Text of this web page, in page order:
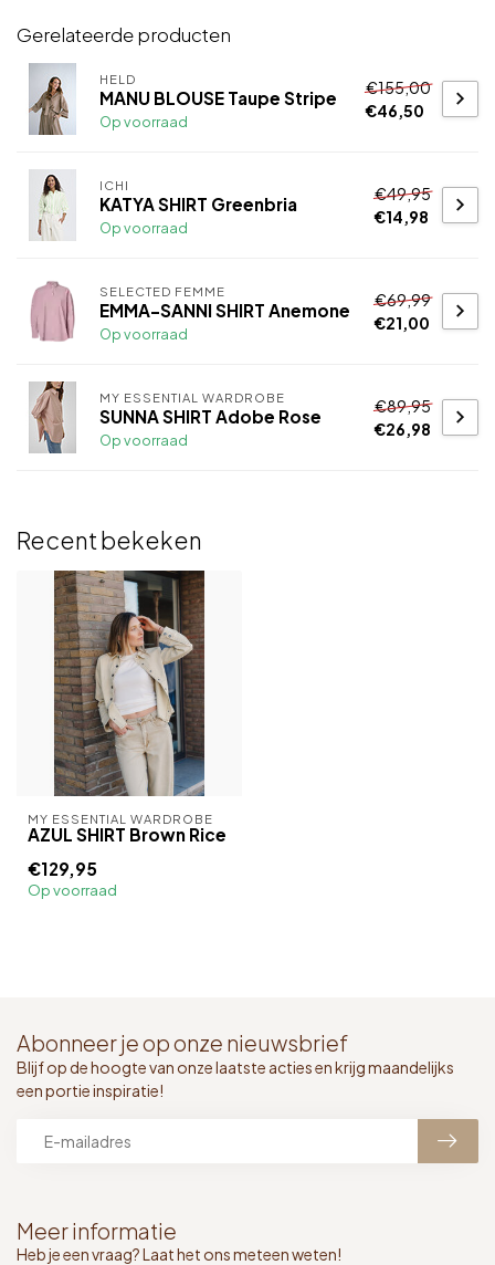
Gerelateerde producten
HELD
MANU BLOUSE Taupe Stripe
Op voorraad
€155,00
€46,50
ICHI
KATYA SHIRT Greenbria
Op voorraad
€49,95
€14,98
SELECTED FEMME
EMMA-SANNI SHIRT Anemone
Op voorraad
€69,99
€21,00
MY ESSENTIAL WARDROBE
SUNNA SHIRT Adobe Rose
Op voorraad
€89,95
€26,98
Recent bekeken
MY ESSENTIAL WARDROBE
AZUL SHIRT Brown Rice
€129,95
Op voorraad
Meer informatie
Heb je een vraag? Laat het ons meteen weten!
Abonneer je op onze nieuwsbrief
Blijf op de hoogte van onze laatste acties en krijg maandelijks
een portie inspiratie!